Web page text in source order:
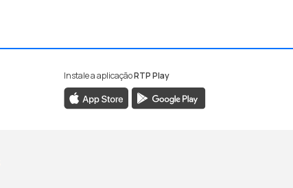
Instale a aplicaçãoRTP Play